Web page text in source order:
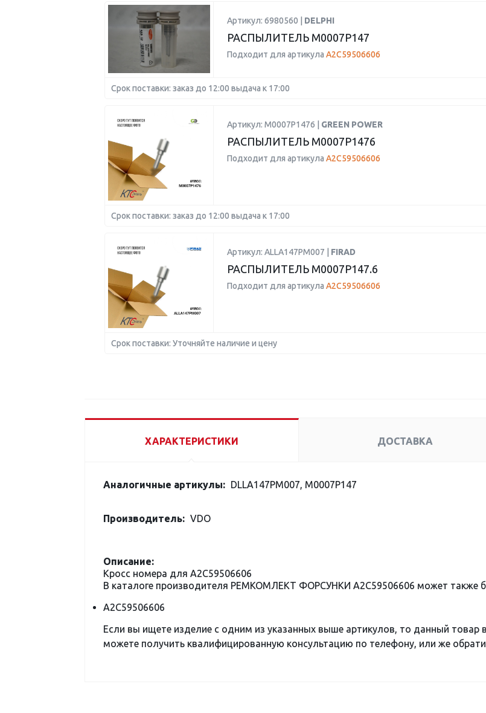
Артикул: 6980560 | DELPHI
РАСПЫЛИТЕЛЬ M0007P147
Подходит для артикула A2C59506606
Срок поставки: заказ до 12:00 выдача к 17:00
Артикул: M0007P1476 | GREEN POWER
РАСПЫЛИТЕЛЬ M0007P1476
Подходит для артикула A2C59506606
Срок поставки: заказ до 12:00 выдача к 17:00
Артикул: ALLA147PM007 | FIRAD
РАСПЫЛИТЕЛЬ M0007P147.6
Подходит для артикула A2C59506606
Срок поставки: Уточняйте наличие и цену
ХАРАКТЕРИСТИКИ ДОСТАВКА
Аналогичные артикулы: DLLA147PM007, M0007P147
Производитель: VDO
Описание:
Кросс номера для A2C59506606
В каталоге производителя РЕМКОМЛЕКТ ФОРСУНКИ A2C59506606 может также
A2C59506606
Если вы ищете изделие с одним из указанных выше артикулов, то данный
можете получить квалифицированную консультацию по телефону, или же